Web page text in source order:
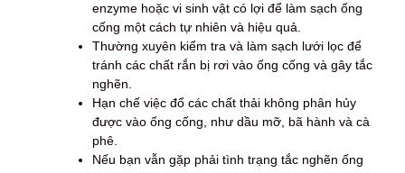
enzyme hoặc vi sinh vật có lợi để làm sạch ống
cống một cách tự nhiên và hiệu quả.
Thường xuyên kiểm tra và làm sạch lưới lọc để
tránh các chất rắn bị rơi vào ống cống và gây tắc
nghẽn.
Hạn chế việc đổ các chất thải không phân hủy
được vào ống cống, như dầu mỡ, bã hành và cà
phê.
Nếu bạn vẫn gặp phải tình trạng tắc nghẽn ống